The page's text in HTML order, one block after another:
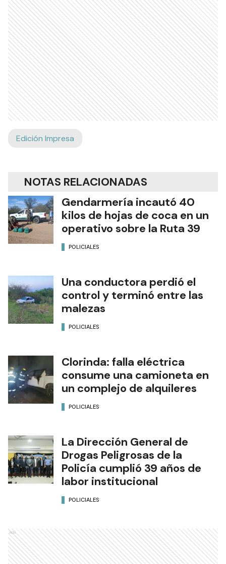
Edición Impresa
NOTAS RELACIONADAS
Gendarmería incautó 40
kilos de hojas de coca en un
operativo sobre la Ruta 39
POLICIALES
Una conductora perdió el
control y terminó entre las
malezas
POLICIALES
Clorinda: falla eléctrica
consume una camioneta en
un complejo de alquileres
POLICIALES
La Dirección General de
Drogas Peligrosas de la
Policía cumplió 39 años de
labor institucional
POLICIALES
Ads